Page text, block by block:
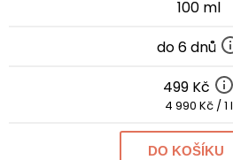
100 ml
do 6 dnů
499 Kč
4 990 Kč / 1 l
DO KOŠÍKU